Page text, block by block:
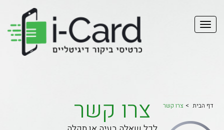
דף הבית צרו קשר צרו קשר